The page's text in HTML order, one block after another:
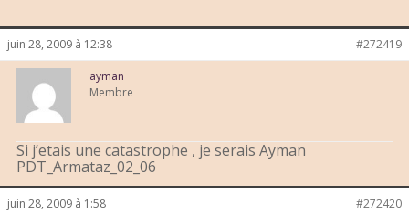
juin 28, 2009 à 12:38 #272419
ayman
Membre
Si j’etais une catastrophe , je serais Ayman
PDT_Armataz_02_06
juin 28, 2009 à 1:58 #272420